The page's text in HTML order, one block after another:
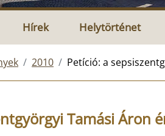
Hírek Helytörténet
2010 Petíció: a
Tamási Áron